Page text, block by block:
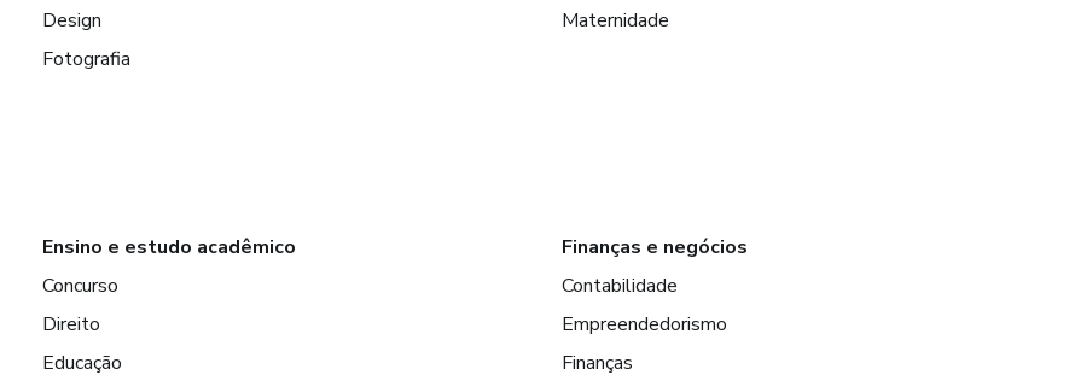
Design
Fotografia
Maternidade
Ensino e estudo acadêmico
Concurso
Direito
Educação
Finanças e negócios
Contabilidade
Empreendedorismo
Finanças